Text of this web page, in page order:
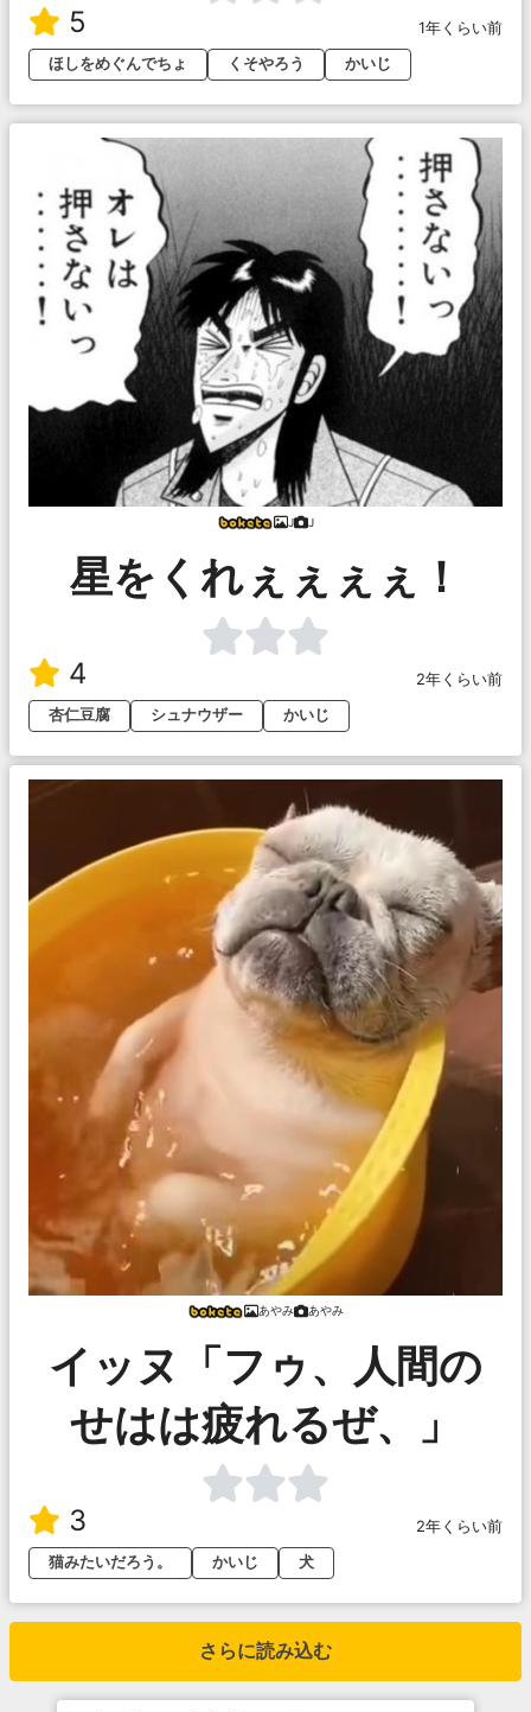
5
1年くらい前
ほしをめぐんでちょ
くそやろう かいじ
J J
星をくれぇぇぇぇ！
4
2年くらい前
杏仁豆腐
シュナウザー かいじ
あやみ あやみ
イッヌ「フゥ、人間の
せはは疲れるぜ、」
3
2年くらい前
猫みたいだろう。
かいじ 犬
さらに読み込む